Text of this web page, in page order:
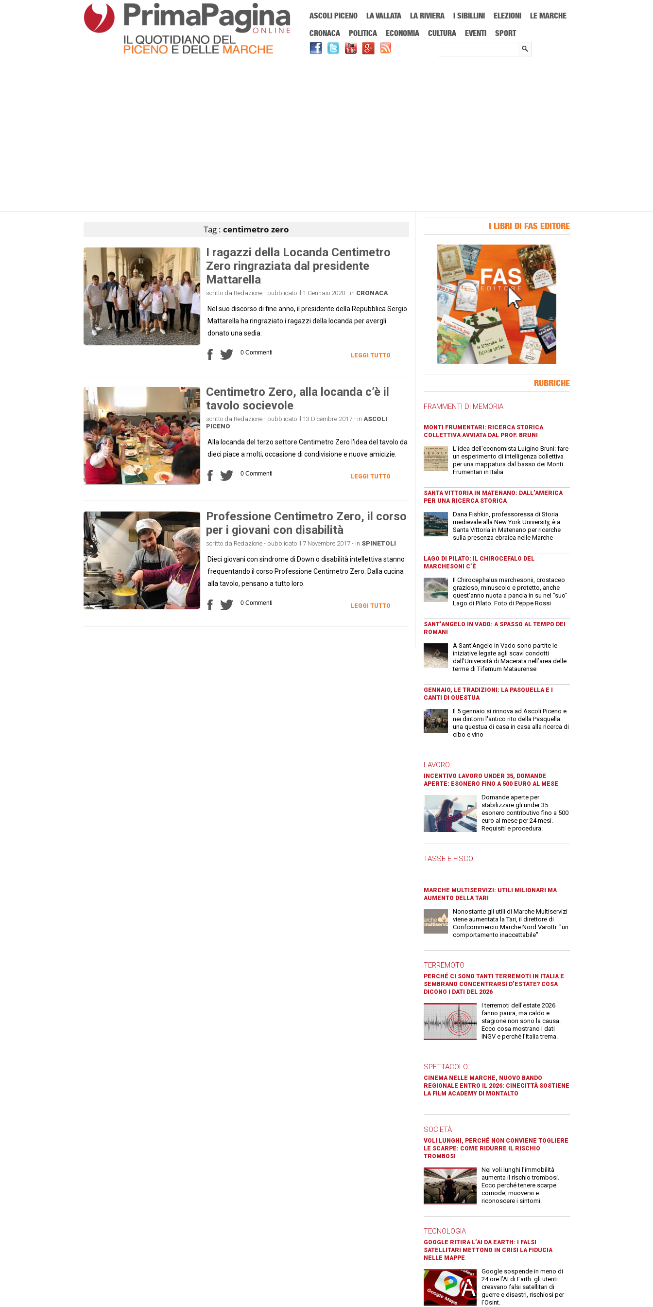
ASCOLI PICENO LA VALLATA LA RIVIERA I SIBILLINI ELEZIONI
LE MARCHE
CRONACA
POLITICA ECONOMIA CULTURA EVENTI SPORT
Tag : centimetro zero
I ragazzi della Locanda Centimetro
Zero ringraziata dal presidente
Mattarella
scritto da Redazione - pubblicato il 1 Gennaio 2020 - in CRONACA
Nel suo discorso di fine anno, il presidente della Repubblica Sergio
Mattarella ha ringraziato i ragazzi della locanda per avergli
donato una sedia.
0 Commenti LEGGI TUTTO
Centimetro Zero, alla locanda c’è il
tavolo socievole
scritto da Redazione - pubblicato il 13 Dicembre 2017 - in ASCOLI
PICENO
Alla locanda del terzo settore Centimetro Zero l'idea del tavolo da
dieci piace a molti; occasione di condivisione e nuove amicizie.
0 Commenti LEGGI TUTTO
Professione Centimetro Zero, il corso
per i giovani con disabilità
scritto da Redazione - pubblicato il 7 Novembre 2017 - in SPINETOLI
Dieci giovani con sindrome di Down o disabilità intellettiva stanno
frequentando il corso Professione Centimetro Zero. Dalla cucina
alla tavolo, pensano a tutto loro.
0 Commenti LEGGI TUTTO
I LIBRI DI FAS EDITORE
RUBRICHE
FRAMMENTI DI MEMORIA
MONTI FRUMENTARI: RICERCA STORICA
COLLETTIVA AVVIATA DAL PROF. BRUNI
L'idea dell'economista Luigino Bruni: fare
un esperimento di intelligenza collettiva
per una mappatura dal basso dei Monti
Frumentari in Italia
SANTA VITTORIA IN MATENANO: DALL’AMERICA
PER UNA RICERCA STORICA
Dana Fishkin, professoressa di Storia
medievale alla New York University, è a
Santa Vittoria in Matenano per ricerche
sulla presenza ebraica nelle Marche
LAGO DI PILATO: IL CHIROCEFALO DEL
MARCHESONI C’È
Il Chirocephalus marchesonii, crostaceo
grazioso, minuscolo e protetto, anche
quest'anno nuota a pancia in su nel "suo"
Lago di Pilato. Foto di Peppe Rossi
SANT’ANGELO IN VADO: A SPASSO AL TEMPO DEI
ROMANI
A Sant’Angelo in Vado sono partite le
iniziative legate agli scavi condotti
dall’Università di Macerata nell’area delle
terme di Tifernum Mataurense
GENNAIO, LE TRADIZIONI: LA PASQUELLA E I
CANTI DI QUESTUA
Il 5 gennaio si rinnova ad Ascoli Piceno e
nei dintorni l'antico rito della Pasquella:
una questua di casa in casa alla ricerca di
cibo e vino
LAVORO
INCENTIVO LAVORO UNDER 35, DOMANDE
APERTE: ESONERO FINO A 500 EURO AL MESE
Domande aperte per
stabilizzare gli under 35:
esonero contributivo fino a 500
euro al mese per 24 mesi.
Requisiti e procedura.
TASSE E FISCO
MARCHE MULTISERVIZI: UTILI MILIONARI MA
AUMENTO DELLA TARI
Nonostante gli utili di Marche Multiservizi
viene aumentata la Tari, il direttore di
Confcommercio Marche Nord Varotti: "un
comportamento inaccettabile"
TERREMOTO
PERCHÉ CI SONO TANTI TERREMOTI IN ITALIA E
SEMBRANO CONCENTRARSI D’ESTATE? COSA
DICONO I DATI DEL 2026
I terremoti dell’estate 2026
fanno paura, ma caldo e
stagione non sono la causa.
Ecco cosa mostrano i dati
INGV e perché l’Italia trema.
SPETTACOLO
CINEMA NELLE MARCHE, NUOVO BANDO
REGIONALE ENTRO IL 2026: CINECITTÀ SOSTIENE
LA FILM ACADEMY DI MONTALTO
SOCIETÀ
VOLI LUNGHI, PERCHÉ NON CONVIENE TOGLIERE
LE SCARPE: COME RIDURRE IL RISCHIO
TROMBOSI
Nei voli lunghi l’immobilità
aumenta il rischio trombosi.
Ecco perché tenere scarpe
comode, muoversi e
riconoscere i sintomi.
TECNOLOGIA
GOOGLE RITIRA L’AI DA EARTH: I FALSI
SATELLITARI METTONO IN CRISI LA FIDUCIA
NELLE MAPPE
Google sospende in meno di
24 ore l’AI di Earth: gli utenti
creavano falsi satellitari di
guerre e disastri, rischiosi per
l’Osint.